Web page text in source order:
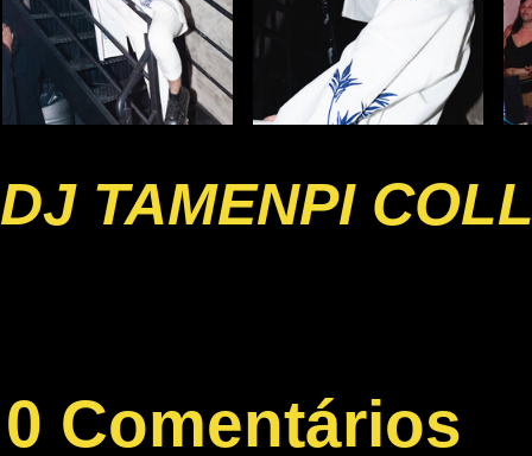
DJ TAMENPI
0 Comentários